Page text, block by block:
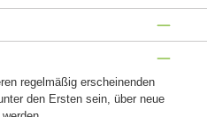
regelmäßig erscheinenden
den Ersten sein, über neue